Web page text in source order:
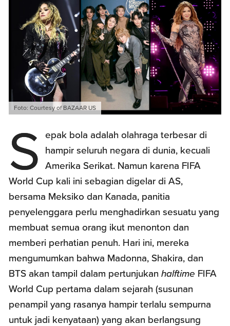
Foto: Courtesy of BAZAAR US
S
epak bola adalah olahraga terbesar di
hampir seluruh negara di dunia, kecuali
Amerika Serikat. Namun karena FIFA
World Cup kali ini sebagian digelar di AS,
bersama Meksiko dan Kanada, panitia
penyelenggara perlu menghadirkan sesuatu yang
membuat semua orang ikut menonton dan
memberi perhatian penuh. Hari ini, mereka
mengumumkan bahwa Madonna, Shakira, dan
BTS akan tampil dalam pertunjukanhalftime FIFA
World Cup pertama dalam sejarah (susunan
penampil yang rasanya hampir terlalu sempurna
untuk jadi kenyataan) yang akan berlangsung